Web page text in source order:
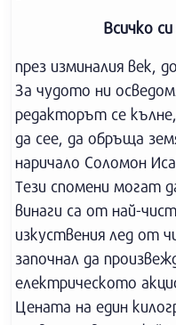
Всичко
през изминалия век,
За чудото ни
редакторът се
да сее, да обръща
наричало Соломон
Тези спомени могат
винаги са от най-
изкуствения лед от
започнал да
електрическото
Цената на един